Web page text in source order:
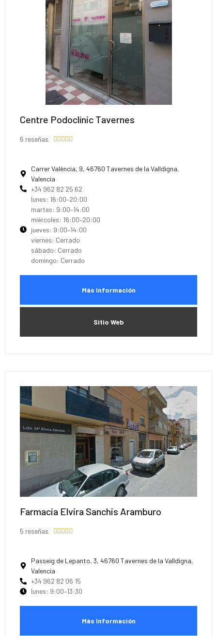
Centre Podoclínic Tavernes
6 reseñas 
Carrer València, 9, 46760 Tavernes de la Valldigna,
Valencia
+34 962 82 25 62
lunes: 16:00–20:00
martes: 9:00–14:00
miércoles: 16:00–20:00
jueves: 9:00–14:00
viernes: Cerrado
sábado: Cerrado
domingo: Cerrado
Más Información
Sitio Web
Farmacia Elvira Sanchis Aramburo
5 reseñas     
Passeig de Lepanto, 3, 46760 Tavernes de la Valldigna,
Valencia
+34 962 82 06 15
lunes: 9:00–13:30
Más Información